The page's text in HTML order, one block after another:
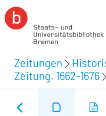
Zeitungen
Zeitung. 1662-1676